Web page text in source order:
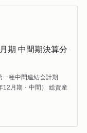
期 中間期決算分
一種中間連結会計期
月期・中間） 総資産